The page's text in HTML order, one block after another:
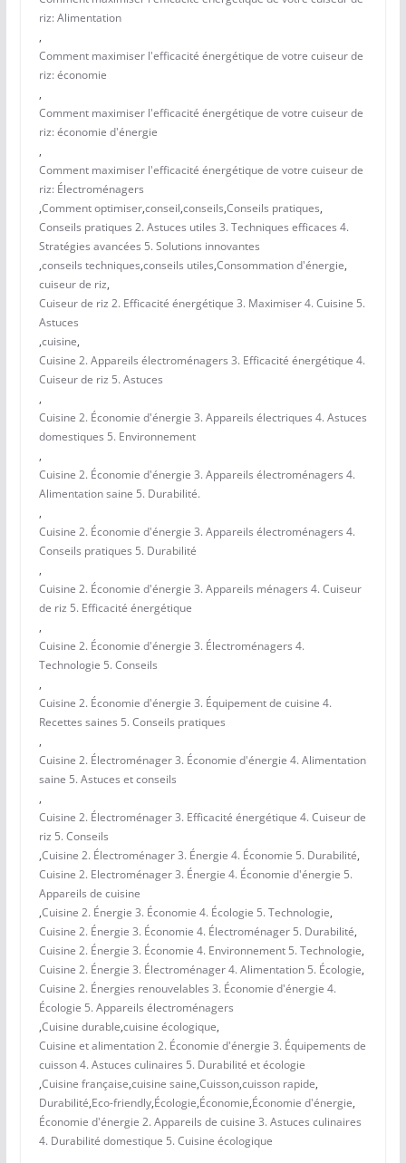
riz: Alimentation
,
Comment maximiser l'efficacité énergétique de votre cuiseur de
riz: économie
,
Comment maximiser l'efficacité énergétique de votre cuiseur de
riz: économie d'énergie
,
Comment maximiser l'efficacité énergétique de votre cuiseur de
riz: Électroménagers
,Comment optimiser,conseil,conseils,Conseils pratiques,
Conseils pratiques 2. Astuces utiles 3. Techniques efficaces 4.
Stratégies avancées 5. Solutions innovantes
,conseils techniques,conseils utiles,Consommation d'énergie,
cuiseur de riz,
Cuiseur de riz 2. Efficacité énergétique 3. Maximiser 4. Cuisine 5.
Astuces
,cuisine,
Cuisine 2. Appareils électroménagers 3. Efficacité énergétique 4.
Cuiseur de riz 5. Astuces
,
Cuisine 2. Économie d'énergie 3. Appareils électriques 4. Astuces
domestiques 5. Environnement
,
Cuisine 2. Économie d'énergie 3. Appareils électroménagers 4.
Alimentation saine 5. Durabilité.
,
Cuisine 2. Économie d'énergie 3. Appareils électroménagers 4.
Conseils pratiques 5. Durabilité
,
Cuisine 2. Économie d'énergie 3. Appareils ménagers 4. Cuiseur
de riz 5. Efficacité énergétique
,
Cuisine 2. Économie d'énergie 3. Électroménagers 4.
Technologie 5. Conseils
,
Cuisine 2. Économie d'énergie 3. Équipement de cuisine 4.
Recettes saines 5. Conseils pratiques
,
Cuisine 2. Électroménager 3. Économie d'énergie 4. Alimentation
saine 5. Astuces et conseils
,
Cuisine 2. Électroménager 3. Efficacité énergétique 4. Cuiseur de
riz 5. Conseils
,Cuisine 2. Électroménager 3. Énergie 4. Économie 5. Durabilité,
Cuisine 2. Electroménager 3. Énergie 4. Économie d'énergie 5.
Appareils de cuisine
,Cuisine 2. Énergie 3. Économie 4. Écologie 5. Technologie,
Cuisine 2. Énergie 3. Économie 4. Électroménager 5. Durabilité,
Cuisine 2. Énergie 3. Économie 4. Environnement 5. Technologie,
Cuisine 2. Énergie 3. Électroménager 4. Alimentation 5. Écologie,
Cuisine 2. Énergies renouvelables 3. Économie d'énergie 4.
Écologie 5. Appareils électroménagers
,Cuisine durable,cuisine écologique,
Cuisine et alimentation 2. Économie d'énergie 3. Équipements de
cuisson 4. Astuces culinaires 5. Durabilité et écologie
,Cuisine française,cuisine saine,Cuisson,cuisson rapide,
Durabilité,Eco-friendly,Écologie,Économie,Économie d'énergie,
Économie d'énergie 2. Appareils de cuisine 3. Astuces culinaires
4. Durabilité domestique 5. Cuisine écologique
,